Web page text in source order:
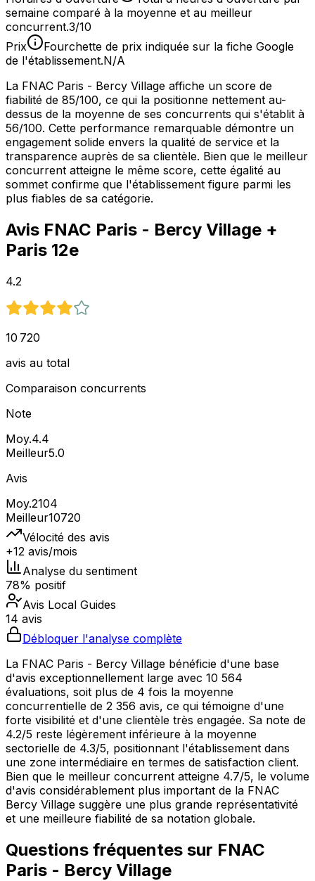
semaine comparé à la moyenne et au meilleur
concurrent.3/10
Prix
Fourchette de prix indiquée sur la fiche Google
de l'établissement.N/A
La FNAC Paris - Bercy Village affiche un score de
fiabilité de 85/100, ce qui la positionne nettement au-
dessus de la moyenne de ses concurrents qui s'établit à
56/100. Cette performance remarquable démontre un
engagement solide envers la qualité de service et la
transparence auprès de sa clientèle. Bien que le meilleur
concurrent atteigne le même score, cette égalité au
sommet confirme que l'établissement figure parmi les
plus fiables de sa catégorie.
Avis FNAC Paris - Bercy Village +
Paris 12e
4.2
10 720
avis au total
Comparaison concurrents
Note
Moy.4.4
Meilleur5.0
Avis
Moy.2104
Meilleur10720
Vélocité des avis
+12 avis/mois
Analyse du sentiment
78% positif
Avis Local Guides
14 avis
Débloquer l'analyse complète
La FNAC Paris - Bercy Village bénéficie d'une base
d'avis exceptionnellement large avec 10 564
évaluations, soit plus de 4 fois la moyenne
concurrentielle de 2 356 avis, ce qui témoigne d'une
forte visibilité et d'une clientèle très engagée. Sa note de
4.2/5 reste légèrement inférieure à la moyenne
sectorielle de 4.3/5, positionnant l'établissement dans
une zone intermédiaire en termes de satisfaction client.
Bien que le meilleur concurrent atteigne 4.7/5, le volume
d'avis considérablement plus important de la FNAC
Bercy Village suggère une plus grande représentativité
et une meilleure fiabilité de sa notation globale.
Questions fréquentes sur FNAC
Paris - Bercy Village